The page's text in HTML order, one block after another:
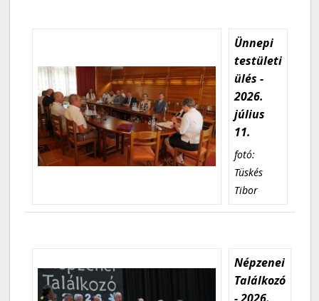
Ünnepi
testületi
ülés -
2026.
július
11.
fotó:
Tüskés
Tibor
Népzenei
Találkozó